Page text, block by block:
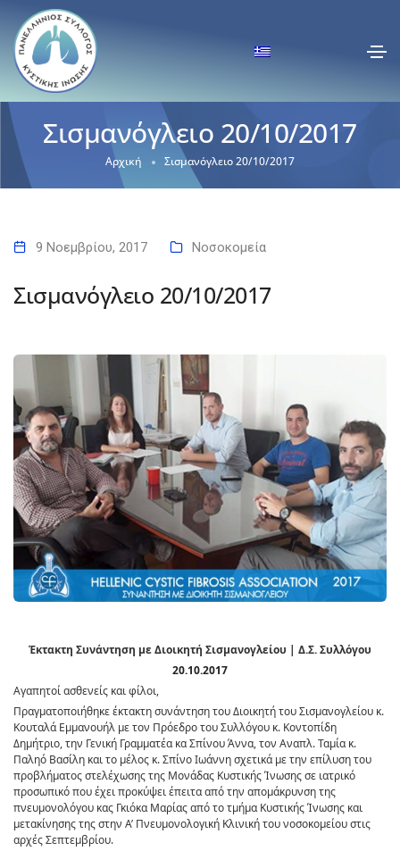
Σισμανόγλειο 20/10/2017
Αρχική Σισμανόγλειο 20/10/2017
9 Νοεμβρίου, 2017 Νοσοκομεία
Σισμανόγλειο 20/10/2017
Έκτακτη Συνάντηση με Διοικητή Σισμανογλείου | Δ.Σ. Συλλόγου
20.10.2017
Αγαπητοί ασθενείς και φίλοι,
Πραγματοποιήθηκε έκτακτη συνάντηση του Διοικητή του Σισμανογλείου κ.
Κουταλά Εμμανουήλ με τον Πρόεδρο του Συλλόγου κ. Κοντοπίδη
Δημήτριο, την Γενική Γραμματέα κα Σπίνου Άννα, τον Αναπλ. Ταμία κ.
Παληό Βασίλη και το μέλος κ. Σπίνο Ιωάννη σχετικά με την επίλυση του
προβλήματος στελέχωσης της Μονάδας Κυστικής Ίνωσης σε ιατρικό
προσωπικό που έχει προκύψει έπειτα από την απομάκρυνση της
πνευμονολόγου κας Γκιόκα Μαρίας από το τμήμα Κυστικής Ίνωσης και
μετακίνησης της στην Α’ Πνευμονολογική Κλινική του νοσοκομείου στις
αρχές Σεπτεμβρίου.